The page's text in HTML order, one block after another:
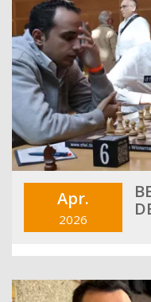
Apr.
2026